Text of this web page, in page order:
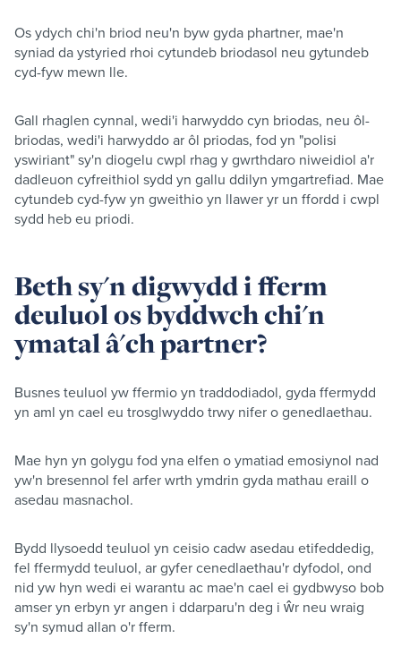
Os ydych chi'n briod neu'n byw gyda phartner, mae'n
syniad da ystyried rhoi cytundeb briodasol neu gytundeb
cyd-fyw mewn lle.
Gall rhaglen cynnal, wedi'i harwyddo cyn briodas, neu ôl-
briodas, wedi'i harwyddo ar ôl priodas, fod yn "polisi
yswiriant" sy'n diogelu cwpl rhag y gwrthdaro niweidiol a'r
dadleuon cyfreithiol sydd yn gallu ddilyn ymgartrefiad. Mae
cytundeb cyd-fyw yn gweithio yn llawer yr un ffordd i cwpl
sydd heb eu priodi.
Beth sy'n digwydd i fferm
deuluol os byddwch chi'n
ymatal â'ch partner?
Busnes teuluol yw ffermio yn traddodiadol, gyda ffermydd
yn aml yn cael eu trosglwyddo trwy nifer o genedlaethau.
Mae hyn yn golygu fod yna elfen o ymatiad emosiynol nad
yw'n bresennol fel arfer wrth ymdrin gyda mathau eraill o
asedau masnachol.
Bydd llysoedd teuluol yn ceisio cadw asedau etifeddedig,
fel ffermydd teuluol, ar gyfer cenedlaethau'r dyfodol, ond
nid yw hyn wedi ei warantu ac mae'n cael ei gydbwyso bob
amser yn erbyn yr angen i ddarparu'n deg i ŵr neu wraig
sy'n symud allan o'r fferm.